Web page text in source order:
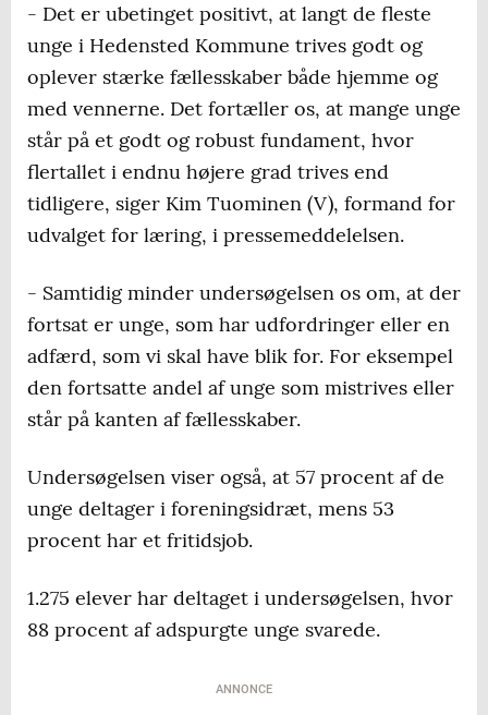
- Det er ubetinget positivt, at langt de fleste
unge i Hedensted Kommune trives godt og
oplever stærke fællesskaber både hjemme og
med vennerne. Det fortæller os, at mange unge
står på et godt og robust fundament, hvor
flertallet i endnu højere grad trives end
tidligere, siger Kim Tuominen (V), formand for
udvalget for læring, i pressemeddelelsen.
- Samtidig minder undersøgelsen os om, at der
fortsat er unge, som har udfordringer eller en
adfærd, som vi skal have blik for. For eksempel
den fortsatte andel af unge som mistrives eller
står på kanten af fællesskaber.
Undersøgelsen viser også, at 57 procent af de
unge deltager i foreningsidræt, mens 53
procent har et fritidsjob.
1.275 elever har deltaget i undersøgelsen, hvor
88 procent af adspurgte unge svarede.
ANNONCE